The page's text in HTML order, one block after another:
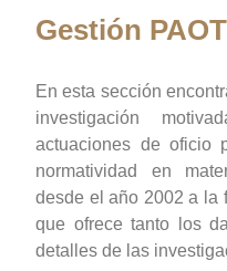
Gestión PAOT
En esta sección
investigación
actuaciones de oficio
normatividad en
desde el año 2002 a la
que ofrece tanto los
detalles de las